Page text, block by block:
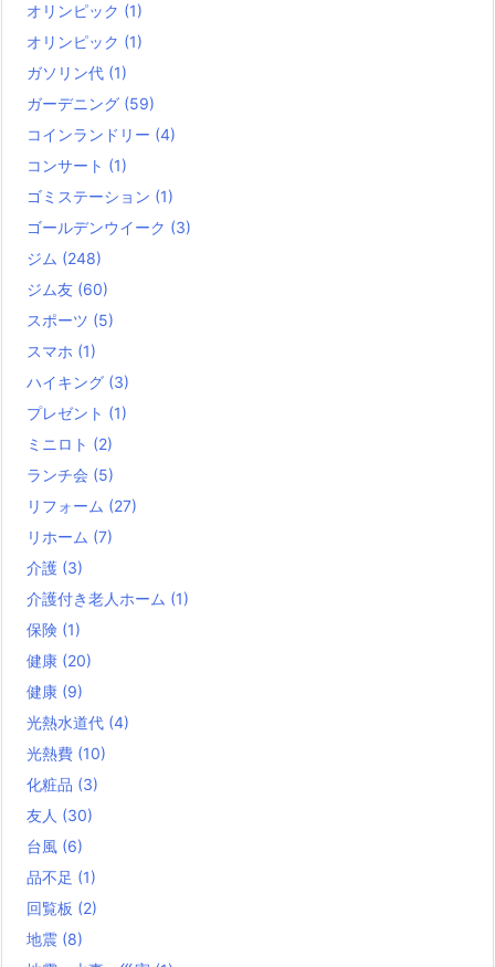
オリンピック (1)
オリンピック (1)
ガソリン代 (1)
ガーデニング (59)
コインランドリー (4)
コンサート (1)
ゴミステーション (1)
ゴールデンウイーク (3)
ジム (248)
ジム友 (60)
スポーツ (5)
スマホ (1)
ハイキング (3)
プレゼント (1)
ミニロト (2)
ランチ会 (5)
リフォーム (27)
リホーム (7)
介護 (3)
介護付き老人ホーム (1)
保険 (1)
健康 (20)
健康 (9)
光熱水道代 (4)
光熱費 (10)
化粧品 (3)
友人 (30)
台風 (6)
品不足 (1)
回覧板 (2)
地震 (8)